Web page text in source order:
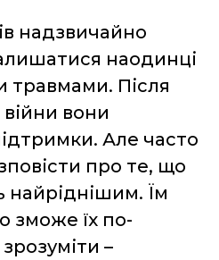
надзвичайно
наодинці
Після
вони
Але часто
про те, що
найріднішим. Їм
зможе їх по-
–